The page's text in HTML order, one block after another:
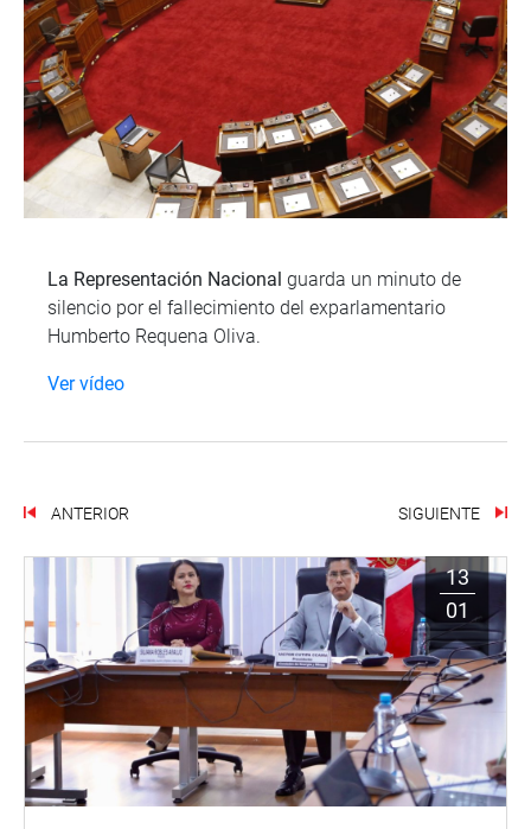
La Representación Nacional guarda un minuto de
silencio por el fallecimiento del exparlamentario
Humberto Requena Oliva.
Ver vídeo
ANTERIOR SIGUIENTE
13
01